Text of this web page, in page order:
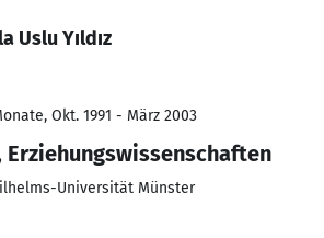
Uslu Yıldız
Okt. 1991 - März 2003
Erziehungswissenschaften
Universität Münster